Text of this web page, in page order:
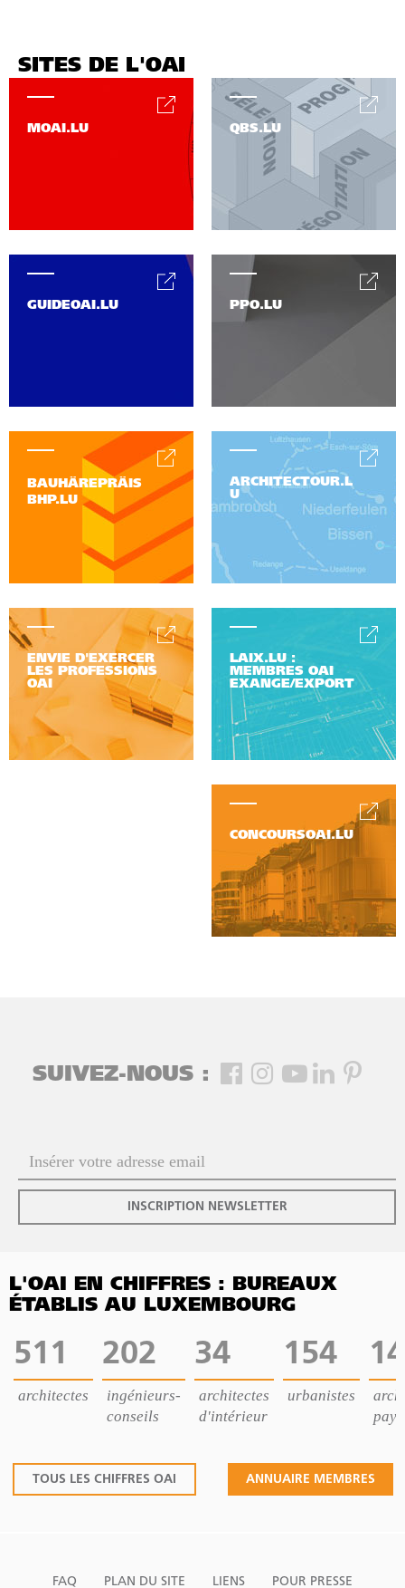
SITES DE L'OAI
MOAI.LU QBS.LU
PPO.LU
GUIDEOAI.LU
BAUHÄREPRÄIS
BHP.LU
ARCHITECTOUR.L
U
ENVIE D'EXERCER
LES PROFESSIONS
OAI
LAIX.LU :
MEMBRES OAI
EXANGE/EXPORT
CONCOURSOAI.LU
SUIVEZ-NOUS :
INSCRIPTION NEWSLETTER
L'OAI EN CHIFFRES : BUREAUX
ÉTABLIS AU LUXEMBOURG
511
architectes
202
ingénieurs-
conseils
34
architectes
d'intérieur
154
urbanistes
14
TOUS LES CHIFFRES OAI ANNUAIRE MEMBRES
FAQ PLAN DU SITE LIENS POUR PRESSE